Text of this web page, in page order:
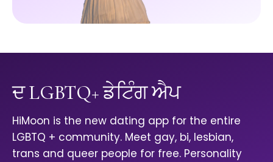
ਦ LGBTQ+ ਡੇਟਿੰਗ ਐਪ
HiMoon is the new dating app for the entire
LGBTQ + community. Meet gay, bi, lesbian,
trans and queer people for free. Personality